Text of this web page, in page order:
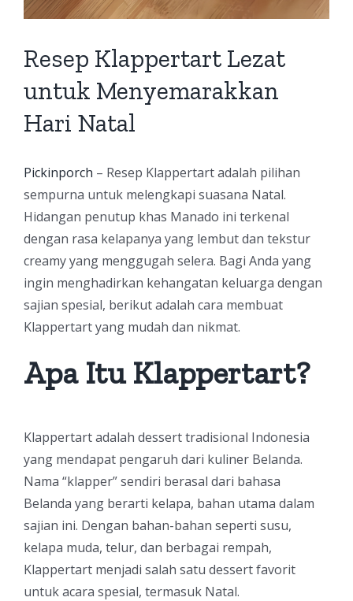
Resep Klappertart Lezat
untuk Menyemarakkan
Hari Natal
Pickinporch – Resep Klappertart adalah pilihan
sempurna untuk melengkapi suasana Natal.
Hidangan penutup khas Manado ini terkenal
dengan rasa kelapanya yang lembut dan tekstur
creamy yang menggugah selera. Bagi Anda yang
ingin menghadirkan kehangatan keluarga dengan
sajian spesial, berikut adalah cara membuat
Klappertart yang mudah dan nikmat.
Apa Itu Klappertart?
Klappertart adalah dessert tradisional Indonesia
yang mendapat pengaruh dari kuliner Belanda.
Nama “klapper” sendiri berasal dari bahasa
Belanda yang berarti kelapa, bahan utama dalam
sajian ini. Dengan bahan-bahan seperti susu,
kelapa muda, telur, dan berbagai rempah,
Klappertart menjadi salah satu dessert favorit
untuk acara spesial, termasuk Natal.